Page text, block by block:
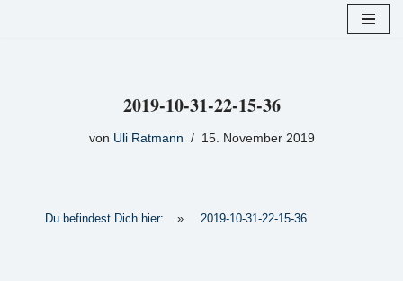
2019-10-31-22-15-36
von Uli Ratmann 15. November 2019
Du befindest Dich hier: » 2019-10-31-22-15-36